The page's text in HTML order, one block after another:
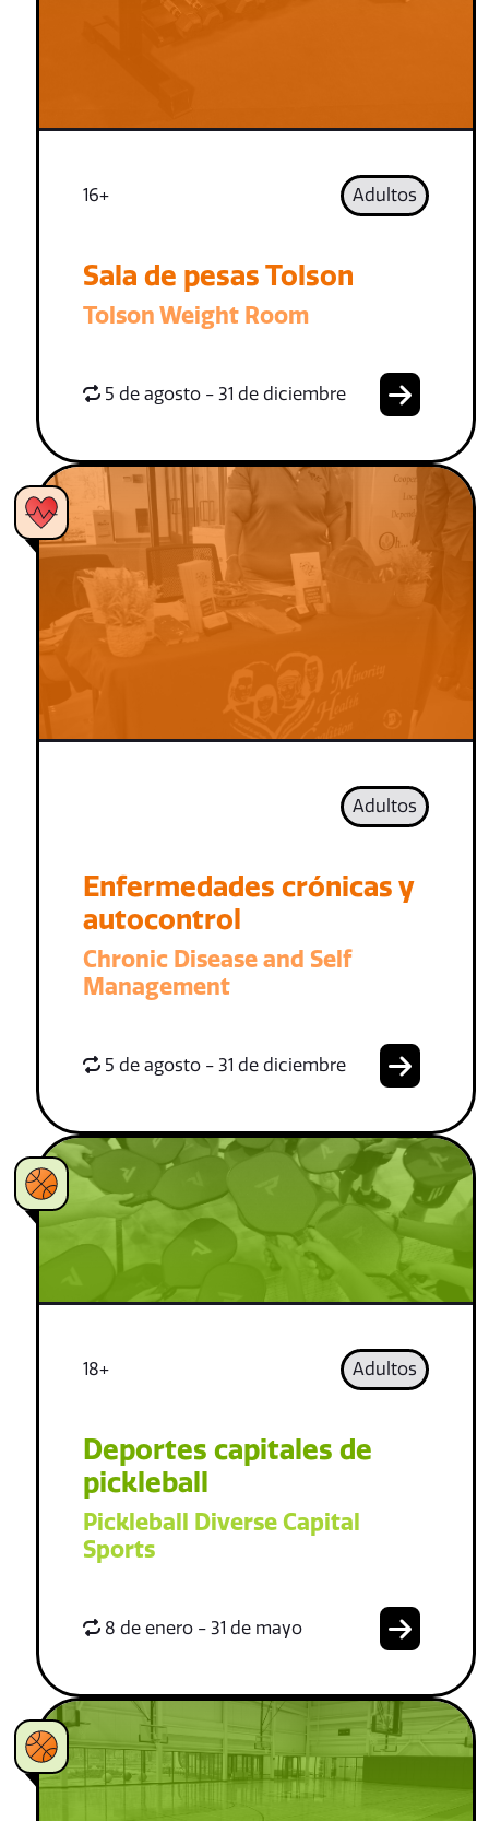
16+ Adultos
Sala de pesas Tolson
Tolson Weight Room
5 de agosto - 31 de diciembre
Adultos
Enfermedades crónicas y
autocontrol
Chronic Disease and Self
Management
5 de agosto - 31 de diciembre
18+ Adultos
Deportes capitales de
pickleball
Pickleball Diverse Capital
Sports
8 de enero - 31 de mayo